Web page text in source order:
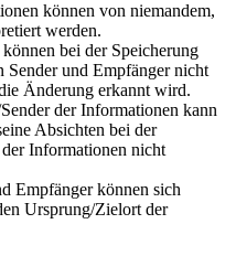
können von niemandem,
werden.
bei der Speicherung
Sender und Empfänger nicht
Änderung erkannt wird.
der Informationen kann
Absichten bei der
Informationen nicht
Empfänger können sich
Ursprung/Zielort der